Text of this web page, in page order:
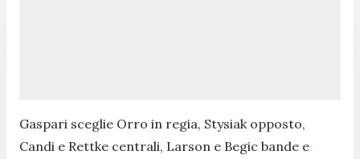
Gaspari sceglie Orro in regia, Stysiak opposto,
Candi e Rettke centrali, Larson e Begic bande e